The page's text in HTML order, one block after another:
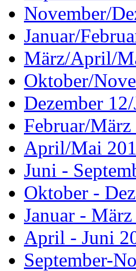
November/
Januar/
März/April/
Oktober/
Dezember
Februar/März
April/Mai
Juni -
Oktober -
Januar -
April - Juni
September-